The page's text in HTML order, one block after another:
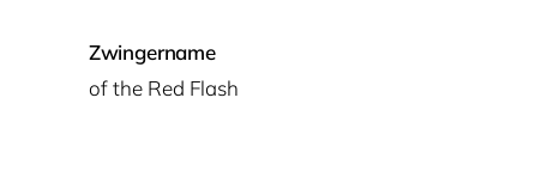
Zwingername
of the Red Flash